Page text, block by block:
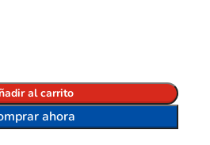
al carrito
ahora